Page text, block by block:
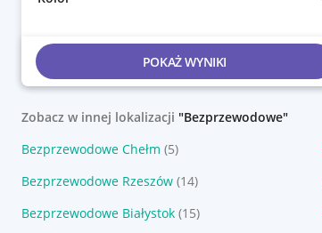
POKAŻ WYNIKI
Zobacz w innej lokalizacji "Bezprzewodowe"
Bezprzewodowe Chełm (5)
Bezprzewodowe Rzeszów (14)
Bezprzewodowe Białystok (15)